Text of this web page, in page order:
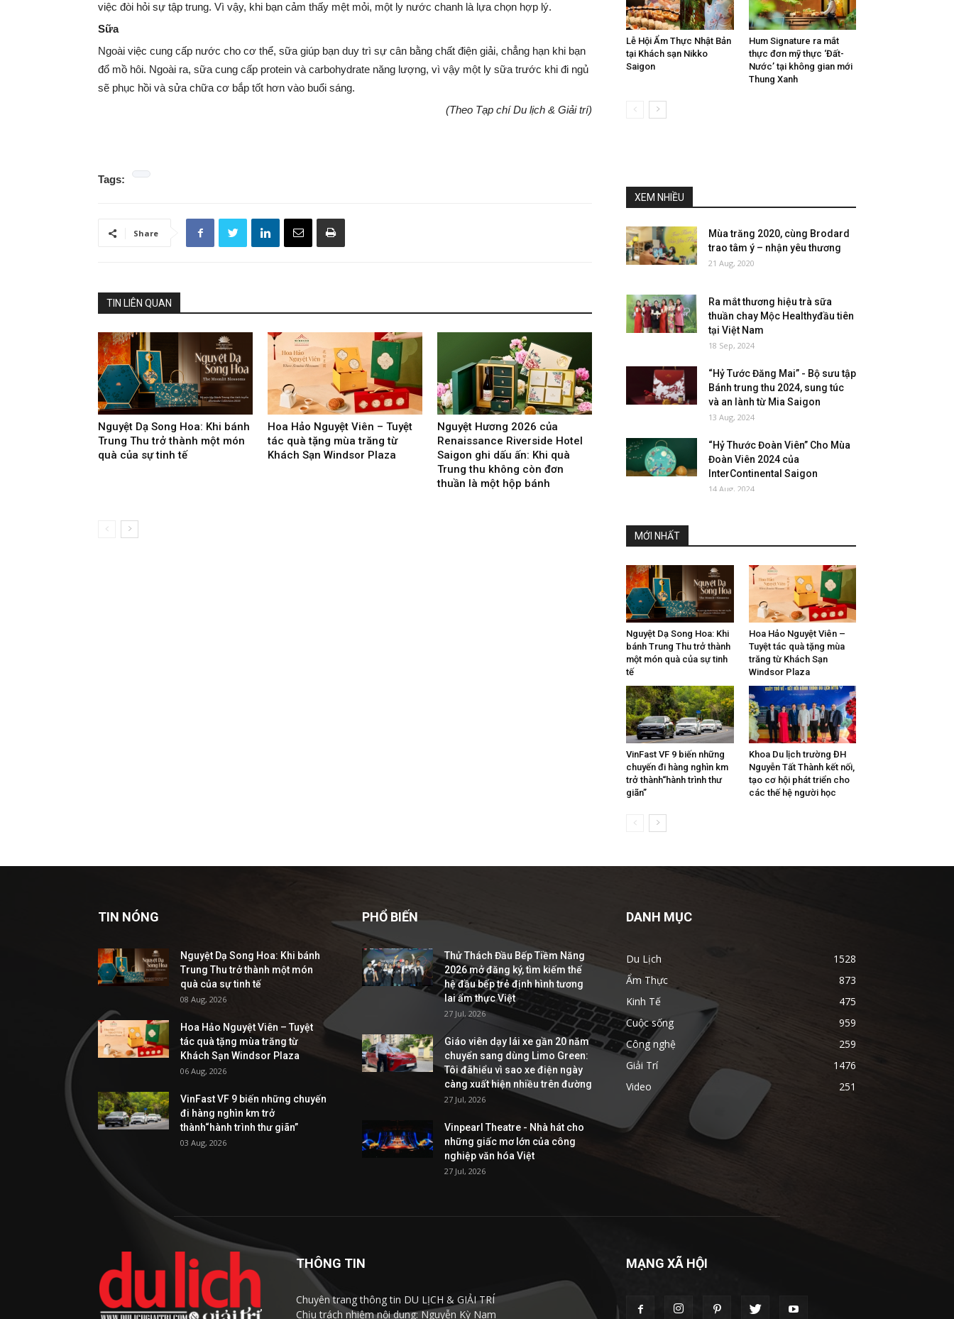
việc đòi hỏi sự tập trung. Vì vậy, khi bạn cảm thấy mệt mỏi, một ly nước chanh là lựa chọn hợp lý.
Sữa
Ngoài việc cung cấp nước cho cơ thể, sữa giúp bạn duy trì sự cân bằng chất điện giải, chẳng hạn khi bạn
đổ mồ hôi. Ngoài ra, sữa cung cấp protein và carbohydrate năng lượng, vì vậy một ly sữa trước khi đi ngủ
sẽ phục hồi và sửa chữa cơ bắp tốt hơn vào buổi sáng.
(Theo Tạp chí Du lịch & Giải trí)
Tags:
Share
TIN LIÊN QUAN
Nguyệt Dạ Song Hoa: Khi bánh
Trung Thu trở thành một món
quà của sự tinh tế
Hoa Hảo Nguyệt Viên – Tuyệt
tác quà tặng mùa trăng từ
Khách Sạn Windsor Plaza
Nguyệt Hương 2026 của
Renaissance Riverside Hotel
Saigon ghi dấu ấn: Khi quà
Trung thu không còn đơn
thuần là một hộp bánh
Lễ Hội Ẩm Thực Nhật Bản
tại Khách sạn Nikko
Saigon
Hum Signature ra mắt
thực đơn mỹ thực ‘Đất-
Nước’ tại không gian mới
Thung Xanh
XEM NHIỀU
Mùa trăng 2020, cùng Brodard
trao tâm ý – nhận yêu thương
21 Aug, 2020
Ra mắt thương hiệu trà sữa
thuần chay Mộc Healthyđầu tiên
tại Việt Nam
18 Sep, 2024
“Hỷ Tước Đăng Mai” - Bộ sưu tập
Bánh trung thu 2024, sung túc
và an lành từ Mia Saigon
13 Aug, 2024
“Hỷ Thước Đoàn Viên” Cho Mùa
Đoàn Viên 2024 của
InterContinental Saigon
14 Aug, 2024
MỚI NHẤT
Nguyệt Dạ Song Hoa: Khi
bánh Trung Thu trở thành
một món quà của sự tinh
tế
Hoa Hảo Nguyệt Viên –
Tuyệt tác quà tặng mùa
trăng từ Khách Sạn
Windsor Plaza
VinFast VF 9 biến những
chuyến đi hàng nghìn km
trở thành“hành trình thư
giãn”
Khoa Du lịch trường ĐH
Nguyễn Tất Thành kết nối,
tạo cơ hội phát triển cho
các thế hệ người học
TIN NÓNG
Nguyệt Dạ Song Hoa: Khi bánh
Trung Thu trở thành một món
quà của sự tinh tế
08 Aug, 2026
Hoa Hảo Nguyệt Viên – Tuyệt
tác quà tặng mùa trăng từ
Khách Sạn Windsor Plaza
06 Aug, 2026
VinFast VF 9 biến những chuyến
đi hàng nghìn km trở
thành“hành trình thư giãn”
03 Aug, 2026
PHỔ BIẾN
Thử Thách Đầu Bếp Tiềm Năng
2026 mở đăng ký, tìm kiếm thế
hệ đầu bếp trẻ định hình tương
lai ẩm thực Việt
27 Jul, 2026
Giáo viên dạy lái xe gần 20 năm
chuyển sang dùng Limo Green:
Tôi đãhiểu vì sao xe điện ngày
càng xuất hiện nhiều trên đường
27 Jul, 2026
Vinpearl Theatre - Nhà hát cho
những giấc mơ lớn của công
nghiệp văn hóa Việt
27 Jul, 2026
DANH MỤC
Du Lịch
1528
Ẩm Thực
873
Kinh Tế
475
Cuộc sống
959
Công nghệ
259
Giải Trí
1476
Video
251
THÔNG TIN
Chuyên trang thông tin DU LỊCH & GIẢI TRÍ
Chịu trách nhiệm nội dung: Nguyễn Kỳ Nam
MẠNG XÃ HỘI